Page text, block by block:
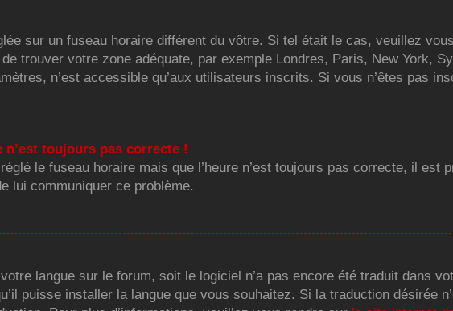
sur un fuseau horaire différent du vôtre. Si tel était le cas, veuillez
trouver votre zone adéquate, par exemple Londres, Paris, New York,
n’est accessible qu’aux utilisateurs inscrits. Si vous n’êtes pas
n’est toujours pas correcte !
le fuseau horaire mais que l’heure n’est toujours pas correcte, il est
lui communiquer ce problème.
langue sur le forum, soit le logiciel n’a pas encore été traduit dans
puisse installer la langue que vous souhaitez. Si la traduction désirée